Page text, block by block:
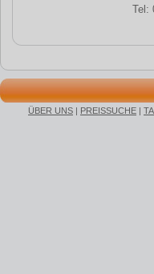
Tel:
ÜBER UNS | PREISSUCHE |